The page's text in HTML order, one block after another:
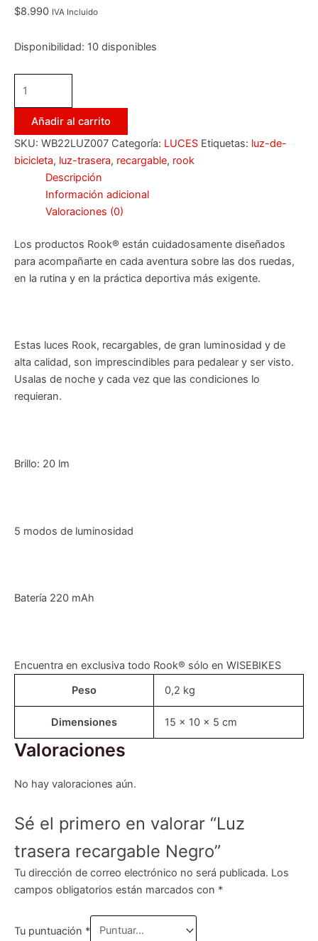
$8.990 IVA Incluido
Disponibilidad: 10 disponibles
Añadir al carrito
SKU: WB22LUZ007 Categoría: LUCES Etiquetas: luz-de-
bicicleta, luz-trasera, recargable, rook
Descripción
Información adicional
Valoraciones (0)
Los productos Rook® están cuidadosamente diseñados
para acompañarte en cada aventura sobre las dos ruedas,
en la rutina y en la práctica deportiva más exigente.
Estas luces Rook, recargables, de gran luminosidad y de
alta calidad, son imprescindibles para pedalear y ser visto.
Usalas de noche y cada vez que las condiciones lo
requieran.
Brillo: 20 lm
5 modos de luminosidad
Batería 220 mAh
Encuentra en exclusiva todo Rook® sólo en WISEBIKES
Peso
0,2 kg
Dimensiones 15 × 10 × 5 cm
Valoraciones
No hay valoraciones aún.
Sé el primero en valorar “Luz
trasera recargable Negro”
Tu dirección de correo electrónico no será publicada. Los
campos obligatorios están marcados con *
Tu puntuación *